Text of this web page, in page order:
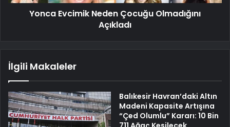
Yonca Evcimik Neden Çocuğu Olmadığını
Açıkladı
İlgili Makaleler
Balıkesir Havran’daki Altın
Madeni Kapasite Artışına
“Çed Olumlu” Kararı: 10 Bin